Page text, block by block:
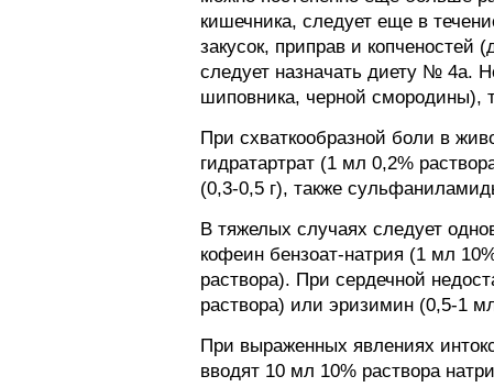
кишечника, следует еще в
закусок, приправ и
следует назначать диету № 4а.
шиповника, черной смородины),
При схваткообразной боли в
гидратартрат (1 мл 0,2%
(0,3-0,5 г), также
В тяжелых случаях следует
кофеин бензоат-натрия (1 мл
раствора). При сердечной
раствора) или эризимин (0,5-1
При выраженных явлениях
вводят 10 мл 10% раствора